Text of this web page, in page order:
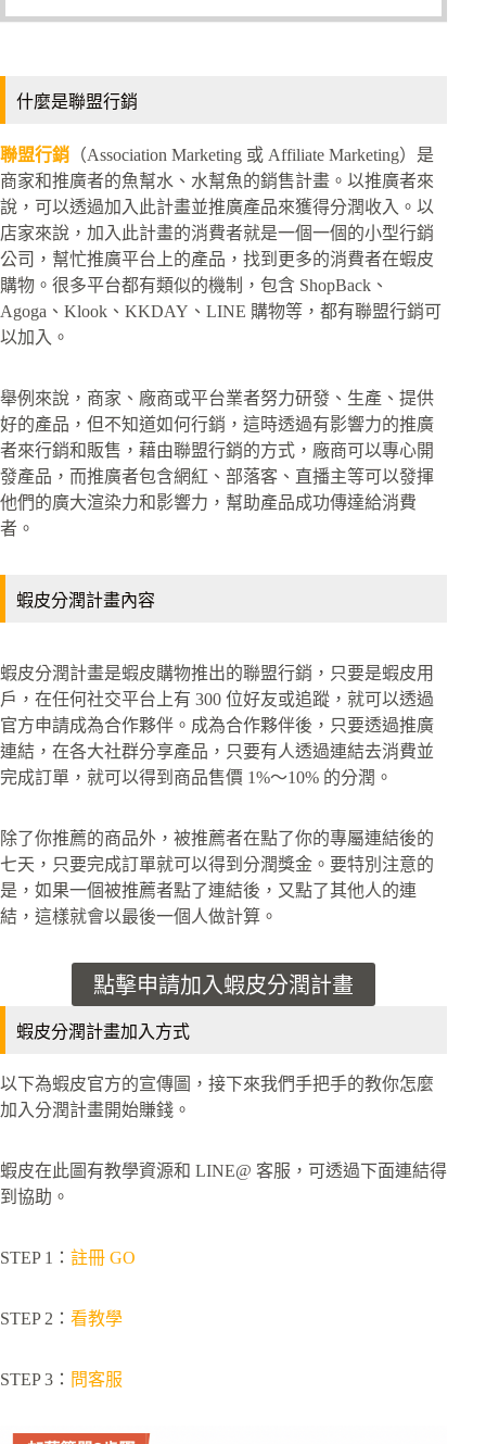
什麼是聯盟行銷
聯盟行銷 （Association Marketing 或 Affiliate Marketing）是
商家和推廣者的魚幫水、水幫魚的銷售計畫。以推廣者來
說，可以透過加入此計畫並推廣產品來獲得分潤收入。以
店家來說，加入此計畫的消費者就是一個一個的小型行銷
公司，幫忙推廣平台上的產品，找到更多的消費者在蝦皮
購物。很多平台都有類似的機制，包含 ShopBack、
Agoga、Klook、KKDAY、LINE 購物等，都有聯盟行銷可
以加入。
舉例來說，商家、廠商或平台業者努力研發、生產、提供
好的產品，但不知道如何行銷，這時透過有影響力的推廣
者來行銷和販售，藉由聯盟行銷的方式，廠商可以專心開
發產品，而推廣者包含網紅、部落客、直播主等可以發揮
他們的廣大渲染力和影響力，幫助產品成功傳達給消費
者。
蝦皮分潤計畫內容
蝦皮分潤計畫是蝦皮購物推出的聯盟行銷，只要是蝦皮用
戶，在任何社交平台上有 300 位好友或追蹤，就可以透過
官方申請成為合作夥伴。成為合作夥伴後，只要透過推廣
連結，在各大社群分享產品，只要有人透過連結去消費並
完成訂單，就可以得到商品售價 1%～10% 的分潤。
除了你推薦的商品外，被推薦者在點了你的專屬連結後的
七天，只要完成訂單就可以得到分潤獎金。要特別注意的
是，如果一個被推薦者點了連結後，又點了其他人的連
結，這樣就會以最後一個人做計算。
點擊申請加入蝦皮分潤計畫
蝦皮分潤計畫加入方式
以下為蝦皮官方的宣傳圖，接下來我們手把手的教你怎麼
加入分潤計畫開始賺錢。
蝦皮在此圖有教學資源和 LINE@ 客服，可透過下面連結得
到協助。
STEP 1： 註冊 GO
STEP 2： 看教學
STEP 3： 問客服